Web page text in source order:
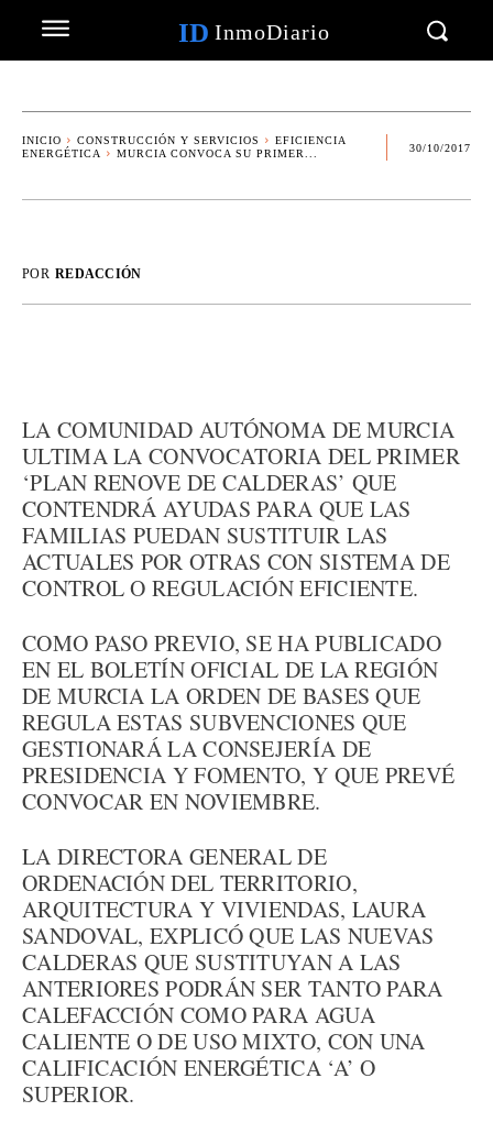
ID InmoDiario
INICIO CONSTRUCCIÓN Y SERVICIOS
EFICIENCIA
ENERGÉTICA
MURCIA CONVOCA SU PRIMER...
30/10/2017
POR REDACCIÓN
LA COMUNIDAD AUTÓNOMA DE MURCIA
ULTIMA LA CONVOCATORIA DEL PRIMER
‘PLAN RENOVE DE CALDERAS’ QUE
CONTENDRÁ AYUDAS PARA QUE LAS
FAMILIAS PUEDAN SUSTITUIR LAS
ACTUALES POR OTRAS CON SISTEMA DE
CONTROL O REGULACIÓN EFICIENTE.
COMO PASO PREVIO, SE HA PUBLICADO
EN EL BOLETÍN OFICIAL DE LA REGIÓN
DE MURCIA LA ORDEN DE BASES QUE
REGULA ESTAS SUBVENCIONES QUE
GESTIONARÁ LA CONSEJERÍA DE
PRESIDENCIA Y FOMENTO, Y QUE PREVÉ
CONVOCAR EN NOVIEMBRE.
LA DIRECTORA GENERAL DE
ORDENACIÓN DEL TERRITORIO,
ARQUITECTURA Y VIVIENDAS, LAURA
SANDOVAL, EXPLICÓ QUE LAS NUEVAS
CALDERAS QUE SUSTITUYAN A LAS
ANTERIORES PODRÁN SER TANTO PARA
CALEFACCIÓN COMO PARA AGUA
CALIENTE O DE USO MIXTO, CON UNA
CALIFICACIÓN ENERGÉTICA ‘A’ O
SUPERIOR.